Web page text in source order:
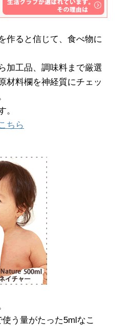
作ると信じて、食べ物に
加工品、調味料まで厳選
材料欄を神経質にチェッ
。
ちら
う量がたった5mlなこ